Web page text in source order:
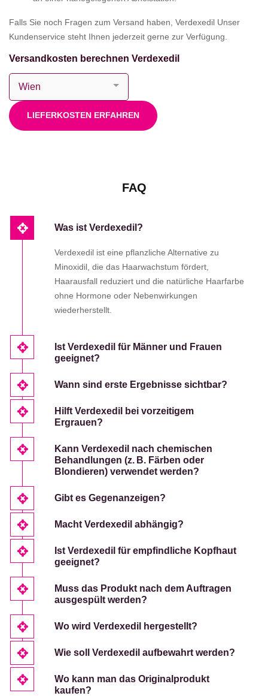
Falls Sie noch Fragen zum Versand haben, Verdexedil Unser
Kundenservice steht Ihnen jederzeit gerne zur Verfügung.
Versandkosten berechnen Verdexedil
LIEFERKOSTEN ERFAHREN
FAQ
Was ist Verdexedil?
Verdexedil ist eine pflanzliche Alternative zu
Minoxidil, die das Haarwachstum fördert,
Haarausfall reduziert und die natürliche Haarfarbe
ohne Hormone oder Nebenwirkungen
wiederherstellt.
Ist Verdexedil für Männer und Frauen
geeignet?
Wann sind erste Ergebnisse sichtbar?
Hilft Verdexedil bei vorzeitigem
Ergrauen?
Kann Verdexedil nach chemischen
Behandlungen (z. B. Färben oder
Blondieren) verwendet werden?
Gibt es Gegenanzeigen?
Macht Verdexedil abhängig?
Ist Verdexedil für empfindliche Kopfhaut
geeignet?
Muss das Produkt nach dem Auftragen
ausgespült werden?
Wo wird Verdexedil hergestellt?
Wie soll Verdexedil aufbewahrt werden?
Wo kann man das Originalprodukt
kaufen?